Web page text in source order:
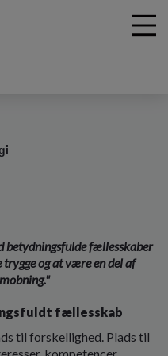
betydningsfulde fællesskaber
og at være en del af
fællesskab
til forskellighed. Plads til
kompetencer,